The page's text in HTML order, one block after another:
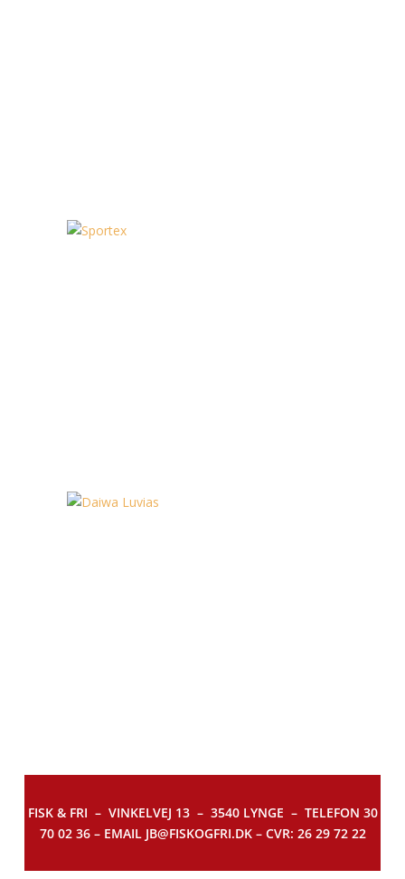
FISK & FRI – VINKELVEJ 13 – 3540 LYNGE – TELEFON 30
70 02 36 – EMAIL JB@FISKOGFRI.DK – CVR: 26 29 72 22